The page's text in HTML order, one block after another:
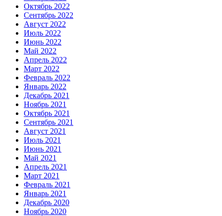
Октябрь 2022
Сентябрь 2022
Август 2022
Июль 2022
Июнь 2022
Май 2022
Апрель 2022
Март 2022
Февраль 2022
Январь 2022
Декабрь 2021
Ноябрь 2021
Октябрь 2021
Сентябрь 2021
Август 2021
Июль 2021
Июнь 2021
Май 2021
Апрель 2021
Март 2021
Февраль 2021
Январь 2021
Декабрь 2020
Ноябрь 2020